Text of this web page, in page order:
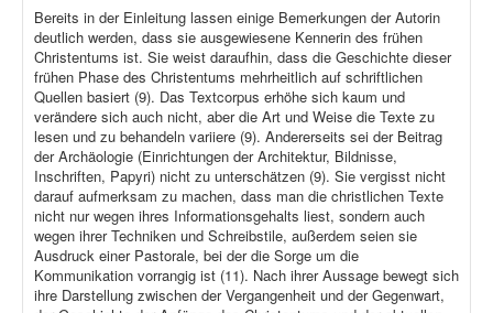
Bereits in der Einleitung lassen einige Bemerkungen der Autorin
deutlich werden, dass sie ausgewiesene Kennerin des frühen
Christentums ist. Sie weist daraufhin, dass die Geschichte dieser
frühen Phase des Christentums mehrheitlich auf schriftlichen
Quellen basiert (9). Das Textcorpus erhöhe sich kaum und
verändere sich auch nicht, aber die Art und Weise die Texte zu
lesen und zu behandeln variiere (9). Andererseits sei der Beitrag
der Archäologie (Einrichtungen der Architektur, Bildnisse,
Inschriften, Papyri) nicht zu unterschätzen (9). Sie vergisst nicht
darauf aufmerksam zu machen, dass man die christlichen Texte
nicht nur wegen ihres Informationsgehalts liest, sondern auch
wegen ihrer Techniken und Schreibstile, außerdem seien sie
Ausdruck einer Pastorale, bei der die Sorge um die
Kommunikation vorrangig ist (11). Nach ihrer Aussage bewegt sich
ihre Darstellung zwischen der Vergangenheit und der Gegenwart,